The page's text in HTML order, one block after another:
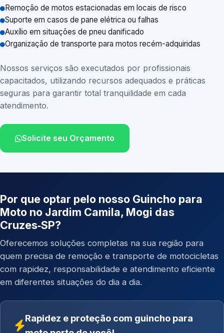
Remoção de motos estacionadas em locais de risco
Suporte em casos de pane elétrica ou falhas
Auxílio em situações de pneu danificado
Organização de transporte para motos recém-adquiridas
Nossos serviços são executados por profissionais
capacitados, utilizando recursos adequados e práticas
seguras para garantir total tranquilidade em cada
atendimento.
Solicite seu Orçamento
Por que optar pelo nosso Guincho para
Moto no Jardim Camila, Mogi das
Cruzes‑SP?
Oferecemos soluções completas na sua região para
quem precisa de remoção e transporte de motocicletas
com rapidez, responsabilidade e atendimento eficiente
em diferentes situações do dia a dia.
Rapidez e proteção com guincho para